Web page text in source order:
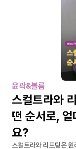
윤곽&볼륨
스컬트라와
떤 순서로,
요?
스컬트라와 리프팅은